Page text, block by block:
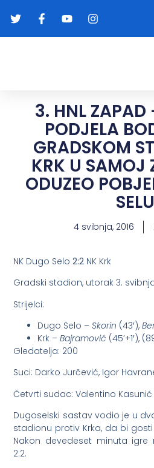
3. HNL
PODJELA
GRADSKOM
KRK U SAMOJ
ODUZEO
SELU
4 svibnja, 2016
NK Dugo Selo2:2 NK Krk
Gradski stadion, utorak 3.
Strijelci:
Dugo Selo –Skorin (43′),
Krk –Bajramović (45’+1′),
Gledatelja: 200
Suci: Darko Jurčević, Igor
Četvrti sudac: Valentino Kasunić
Dugoselski sastav vodio je u
stadionu protiv Krka, da bi
Nakon devedeset minuta
2:2.